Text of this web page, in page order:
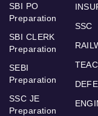
SBI PO
Preparation
SBI CLERK
Preparation
SEBI
Preparation
SSC JE
Preparation
SSC